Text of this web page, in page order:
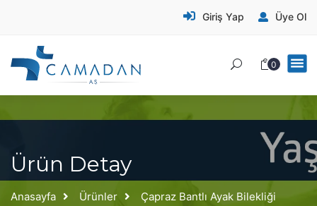
Giriş Yap Üye Ol
0
Ürün Detay
Anasayfa Ürünler Çapraz Bantlı Ayak Bilekliği